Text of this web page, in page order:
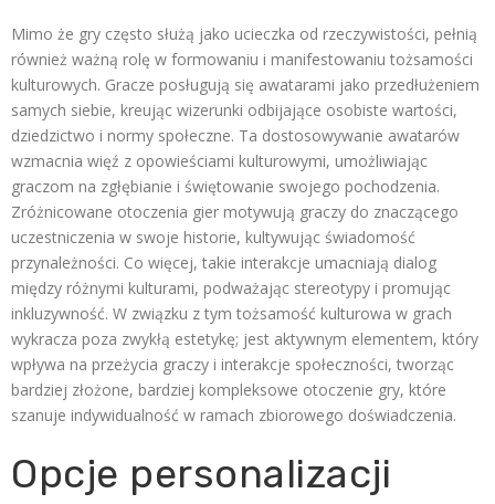
Mimo że gry często służą jako ucieczka od rzeczywistości, pełnią
również ważną rolę w formowaniu i manifestowaniu tożsamości
kulturowych. Gracze posługują się awatarami jako przedłużeniem
samych siebie, kreując wizerunki odbijające osobiste wartości,
dziedzictwo i normy społeczne. Ta dostosowywanie awatarów
wzmacnia więź z opowieściami kulturowymi, umożliwiając
graczom na zgłębianie i świętowanie swojego pochodzenia.
Zróżnicowane otoczenia gier motywują graczy do znaczącego
uczestniczenia w swoje historie, kultywując świadomość
przynależności. Co więcej, takie interakcje umacniają dialog
między różnymi kulturami, podważając stereotypy i promując
inkluzywność. W związku z tym tożsamość kulturowa w grach
wykracza poza zwykłą estetykę; jest aktywnym elementem, który
wpływa na przeżycia graczy i interakcje społeczności, tworząc
bardziej złożone, bardziej kompleksowe otoczenie gry, które
szanuje indywidualność w ramach zbiorowego doświadczenia.
Opcje personalizacji